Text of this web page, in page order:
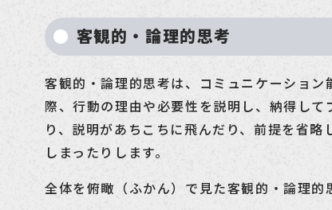
客観的・論理的思考
客観的・論理的思考は、コミュニケーショ
際、行動の理由や必要性を説明し、納得し
り、説明があちこちに飛んだり、前提を省
しまったりします。
全体を俯瞰（ふかん）で見た客観的・論理的